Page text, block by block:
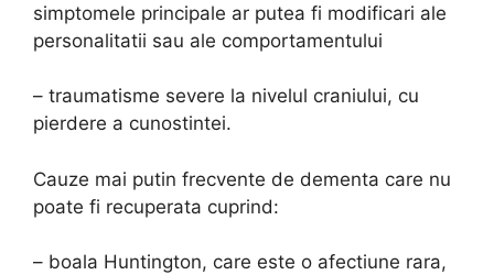
simptomele principale ar putea fi modificari ale
personalitatii sau ale comportamentului
– traumatisme severe la nivelul craniului, cu
pierdere a cunostintei.
Cauze mai putin frecvente de dementa care nu
poate fi recuperata cuprind:
– boala Huntington, care este o afectiune rara,